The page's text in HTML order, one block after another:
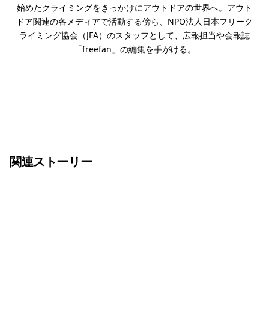
始めたクライミングをきっかけにアウトドアの世界へ。アウト
ドア関連の各メディアで活動する傍ら、NPO法人日本フリーク
ライミング協会（JFA）のスタッフとして、広報担当や会報誌
「freefan」の編集を手がける。
関連ストーリー